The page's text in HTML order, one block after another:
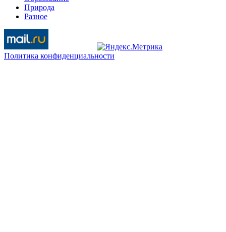
Природа
Разное
Политика конфиденциальности